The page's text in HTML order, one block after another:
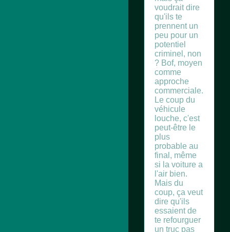
voudrait dire
qu'ils te
prennent un
peu pour un
potentiel
criminel, non
? Bof, moyen
comme
approche
commerciale.
Le coup du
véhicule
louche, c'est
peut-être le
plus
probable au
final, même
si la voiture a
l'air bien.
Mais du
coup, ça veut
dire qu'ils
essaient de
te refourguer
un truc pas